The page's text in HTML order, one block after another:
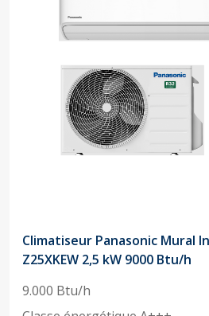
Climatiseur Panasonic Mural
Z25XKEW 2,5 kW 9000 Btu/h
9.000 Btu/h